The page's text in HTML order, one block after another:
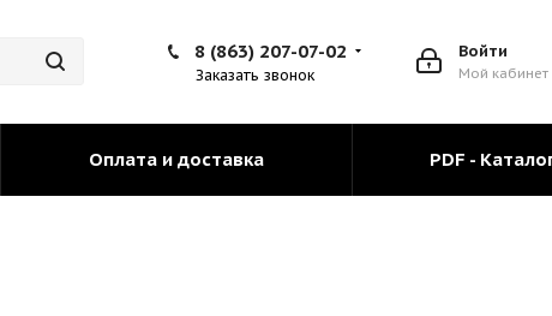
Войти
Мой кабинет
8 (863) 207-07-02
Заказать звонок
Оплата и доставка PDF -